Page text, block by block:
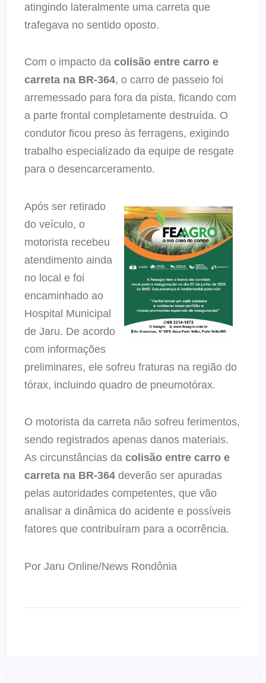
atingindo lateralmente uma carreta que
trafegava no sentido oposto.
Com o impacto da colisão entre carro e
carreta na BR-364, o carro de passeio foi
arremessado para fora da pista, ficando com
a parte frontal completamente destruída. O
condutor ficou preso às ferragens, exigindo
trabalho especializado da equipe de resgate
para o desencarceramento.
Após ser retirado
do veículo, o
motorista recebeu
atendimento ainda
no local e foi
encaminhado ao
Hospital Municipal
de Jaru. De acordo
com informações
preliminares, ele sofreu fraturas na região do
tórax, incluindo quadro de pneumotórax.
O motorista da carreta não sofreu ferimentos,
sendo registrados apenas danos materiais.
As circunstâncias da colisão entre carro e
carreta na BR-364 deverão ser apuradas
pelas autoridades competentes, que vão
analisar a dinâmica do acidente e possíveis
fatores que contribuíram para a ocorrência.
Por Jaru Online/News Rondônia